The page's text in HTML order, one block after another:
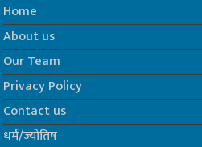
Home
About us
Our Team
Privacy Policy
Contact us
धर्म/ज्योतिष